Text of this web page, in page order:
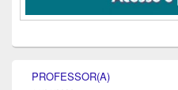
PROFESSOR(A)